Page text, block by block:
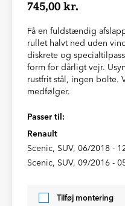
745,00 kr.
Få en fuldstændig
rullet halvt ned uden
diskrete og
form for dårligt vejr.
rustfrit stål, ingen bolte.
medfølger.
Passer til:
Renault
Scenic, SUV, 06/2018 -
Scenic, SUV, 09/2016 -
Tilføj montering